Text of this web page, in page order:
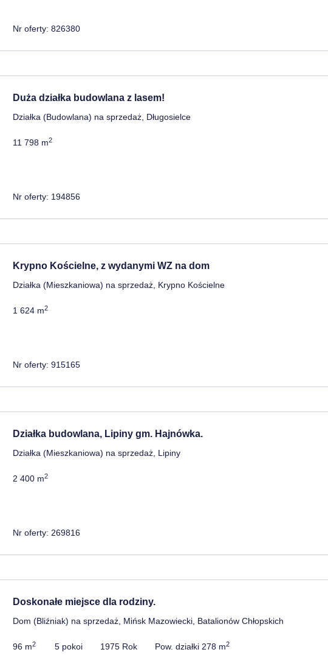
Nr oferty: 826380
Duża działka budowlana z lasem!
Działka (Budowlana) na sprzedaż, Długosielce
11 798 m2
Nr oferty: 194856
Krypno Kościelne, z wydanymi WZ na dom
Działka (Mieszkaniowa) na sprzedaż, Krypno Kościelne
1 624 m2
Nr oferty: 915165
Działka budowlana, Lipiny gm. Hajnówka.
Działka (Mieszkaniowa) na sprzedaż, Lipiny
2 400 m2
Nr oferty: 269816
Doskonałe miejsce dla rodziny.
Dom (Bliźniak) na sprzedaż, Mińsk Mazowiecki, Batalionów Chłopskich
96 m2 5 pokoi 1975 Rok Pow. działki 278 m2